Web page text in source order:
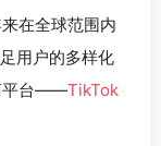
在全球范围内
用户的多样化
平台——TikTok